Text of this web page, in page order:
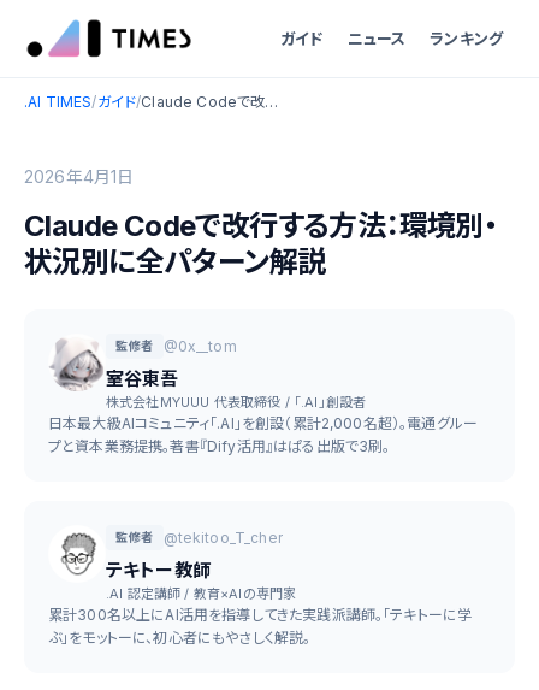
ガイド ニュース ランキング
.AI TIMES/ガイド/ Claude Codeで改行する方法：環境別・状況別に全パターン解説
2026年4月1日
Claude Codeで改行する方法：環境別・
状況別に全パターン解説
監修者 @0x__tom
室谷東吾
株式会社MYUUU 代表取締役 / 「.AI」創設者
日本最大級AIコミュニティ「.AI」を創設（累計2,000名超）。電通グルー
プと資本業務提携。著書『Dify活用』はぱる出版で3刷。
監修者 @tekitoo_T_cher
テキトー教師
.AI 認定講師 / 教育×AIの専門家
累計300名以上にAI活用を指導してきた実践派講師。「テキトーに学
ぶ」をモットーに、初心者にもやさしく解説。